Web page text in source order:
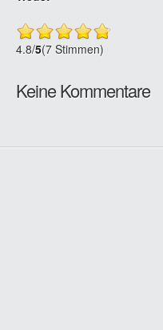
4.8/5(7 Stimmen)
Keine Kommentare